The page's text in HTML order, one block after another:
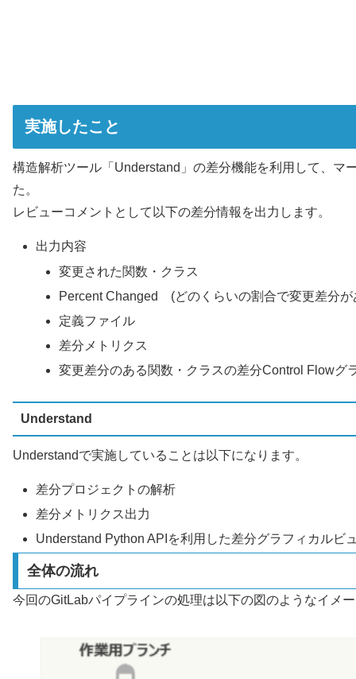
実施したこと
構造解析ツール「Understand」の差分機能を利用して、マ
た。
レビューコメントとして以下の差分情報を出力します。
出力内容
変更された関数・クラス
Percent Changed (どのくらいの割合で変更差分が
定義ファイル
差分メトリクス
変更差分のある関数・クラスの差分Control Flowグ
Understand
Understandで実施していることは以下になります。
差分プロジェクトの解析
差分メトリクス出力
Understand Python APIを利用した差分グラフィカルビ
全体の流れ
今回のGitLabパイプラインの処理は以下の図のようなイメ